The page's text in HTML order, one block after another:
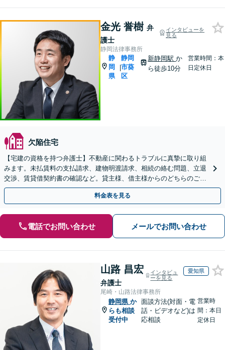
金光 誉樹 弁
護士
インタビューを
見る
静岡法律事務所
静
岡
県
|
静岡
市葵
区
新静岡駅か
ら徒歩10分
営業時間：本
日定休日
欠陥住宅
【宅建の資格を持つ弁護士】不動産に関わるトラブルに真摯に取り組
みます。未払賃料の支払請求、建物明渡請求、相続の絡む問題、立退
交渉、賃貸借契約書の確認など。貸主様、借主様からのどちらのご相
談にも応じ、しこりの残らない解決を目指します。
料金表を見る
電話でお問い合わせ メールでお問い合わせ
山路 昌宏
弁護士
インタビュ
ーを見る
愛知県
尾崎・山路法律事務所
静岡県 か
らも相談
受付中
面談方法(対面・電
話・ビデオなど)は
応相談
営業時
間：本日
定休日